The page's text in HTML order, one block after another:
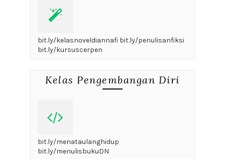
bit.ly/kelasnoveldiannafi bit.ly/penulisanfiksi
bit.ly/kursuscerpen
Kelas Pengembangan Diri
bit.ly/menataulanghidup
bit.ly/menulisbukuDN